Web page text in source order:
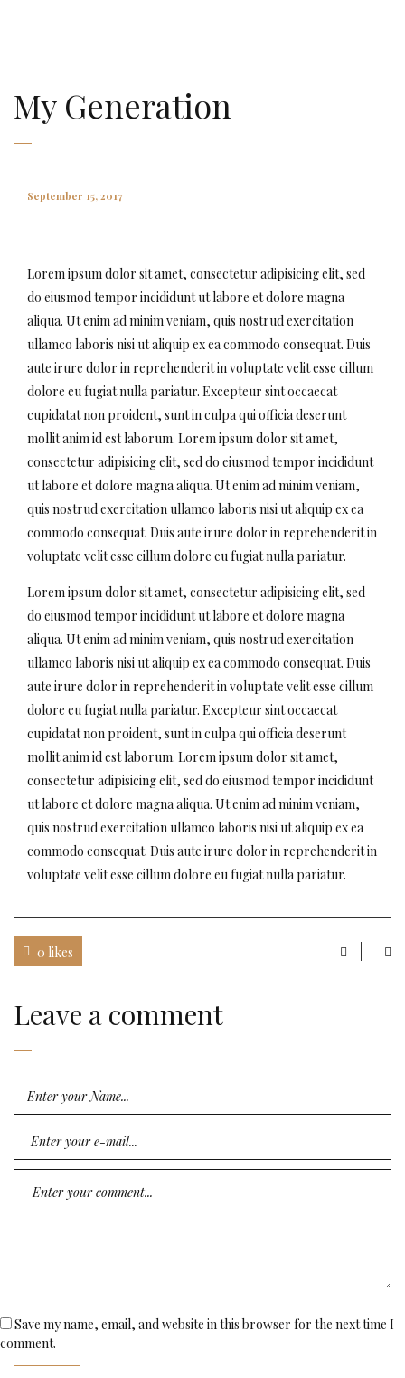
My Generation
September 15, 2017
Lorem ipsum dolor sit amet, consectetur adipisicing elit, sed
do eiusmod tempor incididunt ut labore et dolore magna
aliqua. Ut enim ad minim veniam, quis nostrud exercitation
ullamco laboris nisi ut aliquip ex ea commodo consequat. Duis
aute irure dolor in reprehenderit in voluptate velit esse cillum
dolore eu fugiat nulla pariatur. Excepteur sint occaecat
cupidatat non proident, sunt in culpa qui officia deserunt
mollit anim id est laborum. Lorem ipsum dolor sit amet,
consectetur adipisicing elit, sed do eiusmod tempor incididunt
ut labore et dolore magna aliqua. Ut enim ad minim veniam,
quis nostrud exercitation ullamco laboris nisi ut aliquip ex ea
commodo consequat. Duis aute irure dolor in reprehenderit in
voluptate velit esse cillum dolore eu fugiat nulla pariatur.
Lorem ipsum dolor sit amet, consectetur adipisicing elit, sed
do eiusmod tempor incididunt ut labore et dolore magna
aliqua. Ut enim ad minim veniam, quis nostrud exercitation
ullamco laboris nisi ut aliquip ex ea commodo consequat. Duis
aute irure dolor in reprehenderit in voluptate velit esse cillum
dolore eu fugiat nulla pariatur. Excepteur sint occaecat
cupidatat non proident, sunt in culpa qui officia deserunt
mollit anim id est laborum. Lorem ipsum dolor sit amet,
consectetur adipisicing elit, sed do eiusmod tempor incididunt
ut labore et dolore magna aliqua. Ut enim ad minim veniam,
quis nostrud exercitation ullamco laboris nisi ut aliquip ex ea
commodo consequat. Duis aute irure dolor in reprehenderit in
voluptate velit esse cillum dolore eu fugiat nulla pariatur.
0 likes
Leave a comment
Save my name, email, and website in this browser for the next time I
comment.